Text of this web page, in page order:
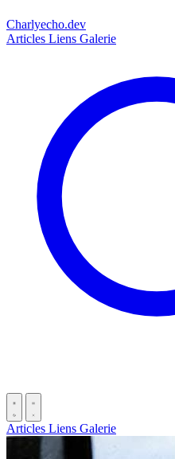
Charlyecho.dev
Articles Liens Galerie
Articles Liens Galerie